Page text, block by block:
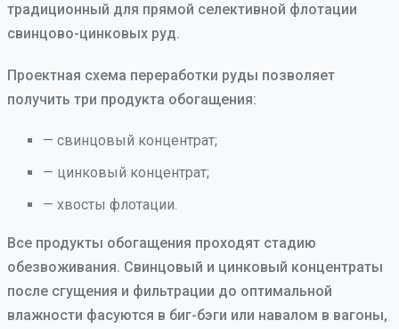
традиционный для прямой селективной флотации
свинцово-цинковых руд.
Проектная схема переработки руды позволяет
получить три продукта обогащения:
— свинцовый концентрат;
— цинковый концентрат;
— хвосты флотации.
Все продукты обогащения проходят стадию
обезвоживания. Свинцовый и цинковый концентраты
после сгущения и фильтрации до оптимальной
влажности фасуются в биг-бэги или навалом в вагоны,